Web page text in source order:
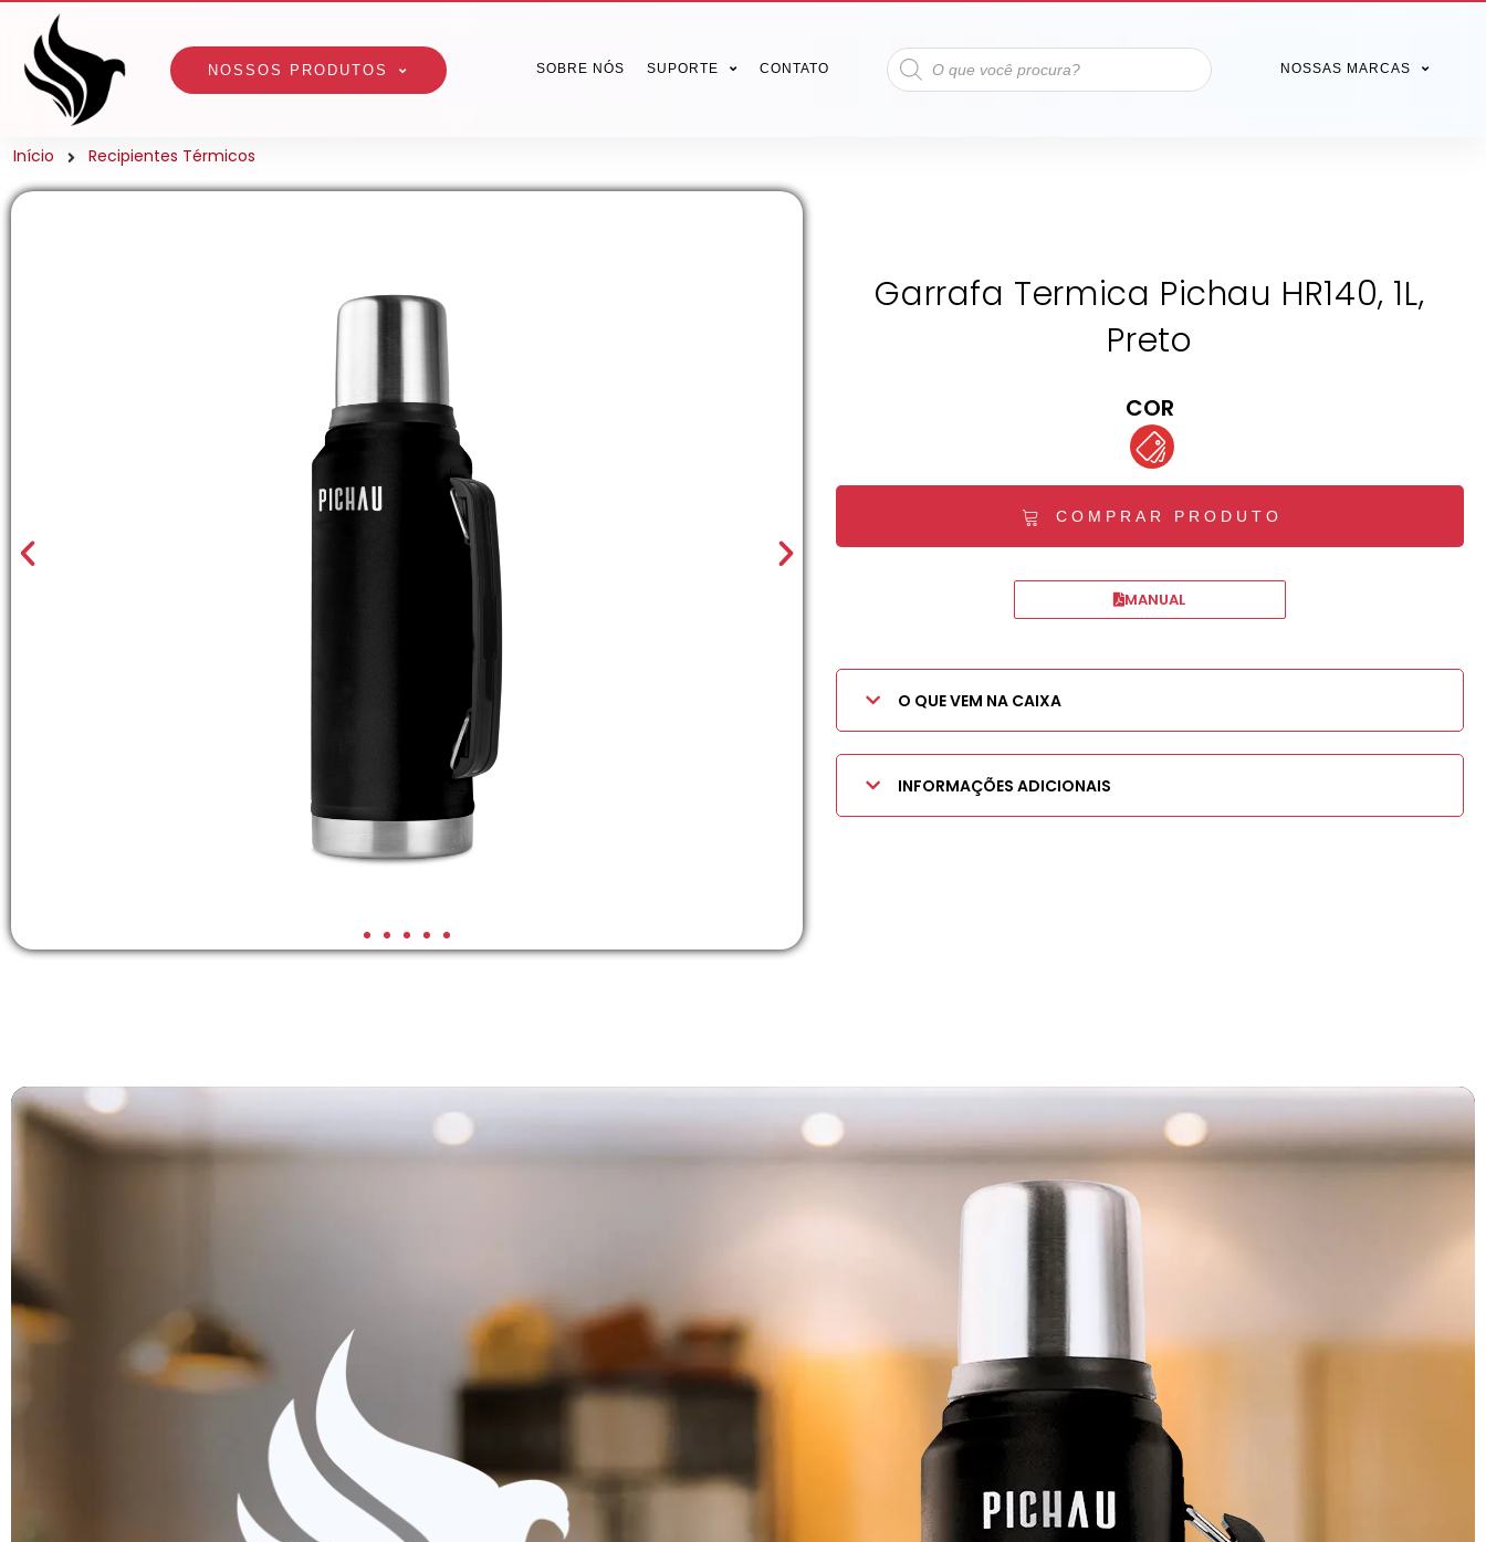
NOSSOS PRODUTOS SOBRE NÓS SUPORTE CONTATO NOSSAS MARCAS
Início Recipientes Térmicos
Garrafa Termica Pichau HR140, 1L,
Preto
COR
COMPRAR PRODUTO
MANUAL
O QUE VEM NA CAIXA
INFORMAÇÕES ADICIONAIS